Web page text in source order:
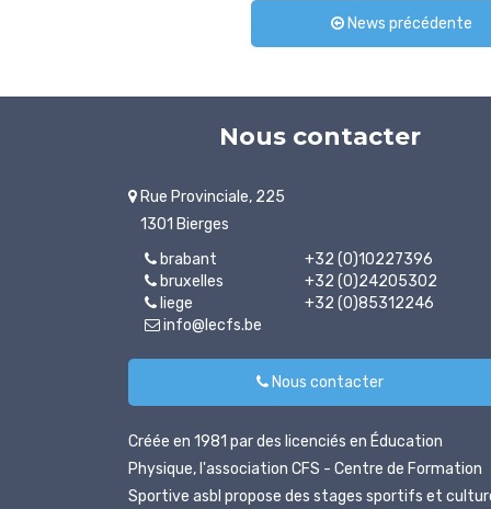
News précédente
Nous contacter
Rue Provinciale, 225
1301 Bierges
brabant
+32 (0)10227396
bruxelles
+32 (0)24205302
liege
+32 (0)85312246
info@lecfs.be
Nous contacter
Créée en 1981 par des licenciés en Éducation
Physique, l'association CFS - Centre de Formation
Sportive asbl propose des stages sportifs et